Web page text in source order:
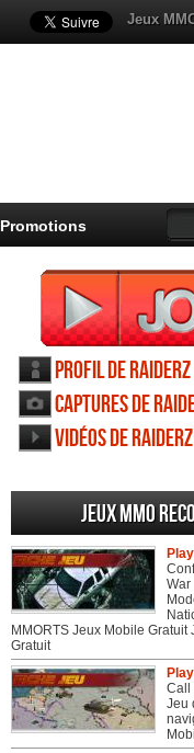
Jeux
Promotions
Profil de RaiderZ
Captures de
Vidéos de RaiderZ
Jeux MMO
War
MMORTS Jeux Mobile Gratuit
Gratuit
Call
Jeu